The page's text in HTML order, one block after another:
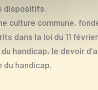
dispositifs.
culture commune,
dans la loi du 11
handicap, le devoir
du handicap.